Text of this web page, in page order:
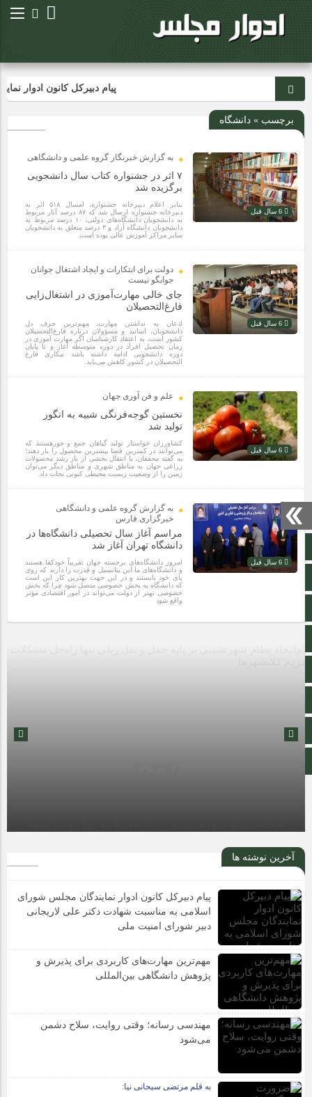
صفحه نخست
اینستاگرام
پیام دبیرکل کانون ادوار
برچسب » دانشگاه
به گزارش خبرنگار گروه علمی و دانشگاهی
۷ اثر در جشنواره کتاب سال دانشجویی
برگزیده شد
بنابر اعلام دبیرخانه جشنواره، امسال ۵۱۸ اثر به
دبیرخانه جشنواره ارسال شد که ۸۷ درصد آثار مربوط
به دانشجویان دانشگاه‌های دولتی، ۱۰ درصد مربوط به
دانشجویان دانشگاه آزاد و ۳ درصد متعلق به دانشجویان
سایر مراکز آموزش عالی بوده است.
دولت برای ابتکارات و ایجاد اشتغال جوانان
جوابگو نیست
جای خالی مهارت‌آموزی در اشتغال‌زایی
فارغ‌التحصیلان
اذعان به نداشتن مهارت، مهم‌ترین حرف دل
دانشجویان، اساتید و مسؤولان درباره فارغ‌التحصیلان
کشور است، به اعتقاد کارشناسان اگر مهارت آموزی در
زمان تحصیل افراد در دوره متوسطه آغاز و تا پایان
دوره دانشجویی ادامه داشته باشد بیکاری فارغ
التحصیلان در کشور کاهش می‌یابد.
علم و فن آوری جهان
نخستین گوجه‌فرنگی شبیه به انگور
تولید شد
کشاورزان خواستار تولید گیاهان جمع و جورهستند که
می‌توانند در کمترین فضا بیشترین محصول را بار دهند؛
به گفته محققان، با انتقال بخشی از بار رشد محصولات
زراعی جهان به مناطق شهری و مناطق دیگر می‌توان
زمین را از وضعیت زیست محیطی کنونی نجات داد.
به گزارش گروه علمی و دانشگاهی
خبرگزاری فارس
مراسم آغاز سال تحصیلی دانشگاه‌ها در
دانشگاه تهران آغاز شد
امروز دانشگاه‌های برجسته جهان تقریباً خودکفا هستند
و دانشگاه‌های ما این پتانسیل و قدرت را دارند که روی
پای خود بایستند و در این جهت بهترین کار این است
که دانشگاه به بخش خصوصی متصل شود چرا که بخش
خصوصی بهتر از دولت می‌تواند در امور اقتصادی مؤثر
واقع شود
ایجاد نظام شهرنشینی بر پایه حمل و نقل ریلی تنها
راه‌حل مشکلات مردم کلانشهرها
آخرین نوشته ها
پیام دبیرکل کانون ادوار نمایندگان مجلس شورای
اسلامی به مناسبت شهادت دکتر علی لاریجانی
دبیر شورای امنیت ملی
مهم‌ترین مهارت‌های کاربردی برای پذیرش و
پژوهش دانشگاهی بین‌المللی
مهندسی رسانه؛ وقتی روایت، سلاح دشمن
می‌شود
به قلم مرتضی سبحانی نیا: